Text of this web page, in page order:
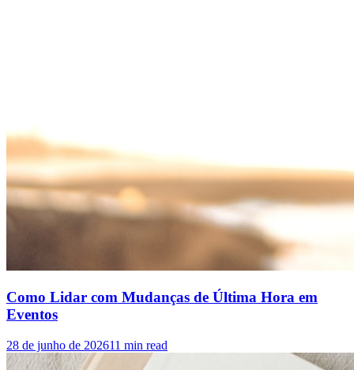
Como Lidar com Mudanças de Última Hora em
Eventos
28 de junho de 202611 min read